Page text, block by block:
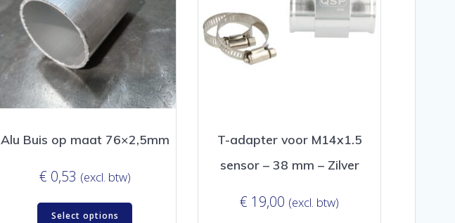
Alu Buis op maat 76×2,5mm
€ 0,53 (excl. btw)
Select options
T-adapter voor M14x1.5
sensor – 38 mm – Zilver
€ 19,00 (excl. btw)